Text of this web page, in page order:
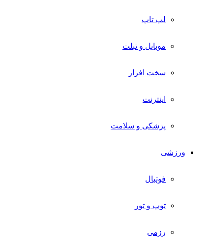
لپ تاپ
موبایل و تبلت
سخت افزار
اینترنت
پزشکی و سلامت
ورزشی
فوتبال
توپ و تور
رزمی